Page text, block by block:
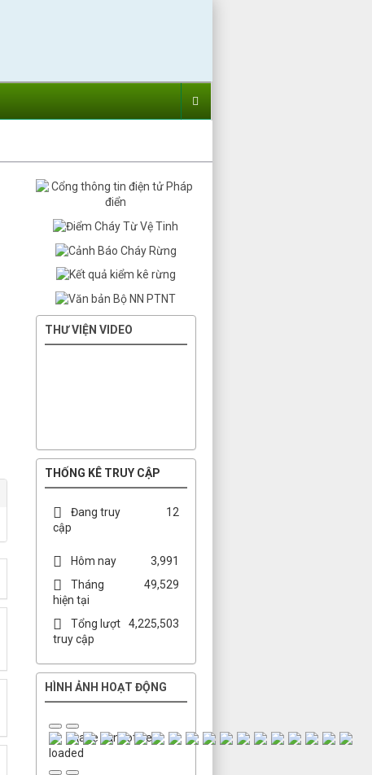
THƯ VIỆN VIDEO
THỐNG KÊ TRUY CẬP
Đang truy
cập
12
Hôm nay
3,991
Tháng
hiện tại
49,529
Tổng lượt
truy cập
4,225,503
HÌNH ẢNH HOẠT ĐỘNG
Image cannot be
loaded